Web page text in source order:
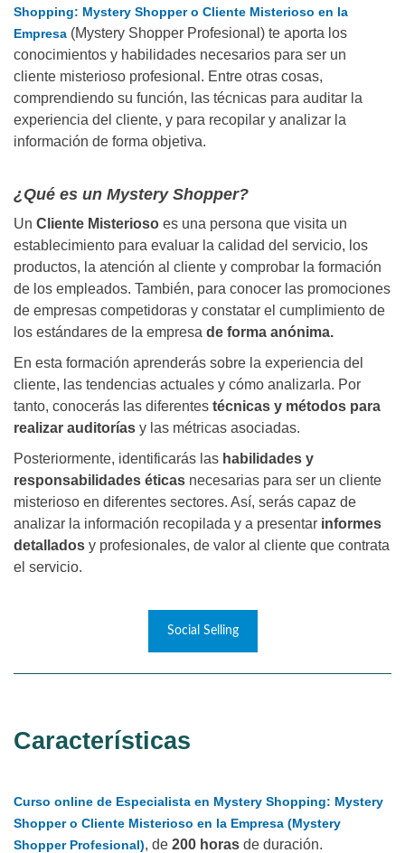
Shopping: Mystery Shopper o Cliente Misterioso en la
Empresa (Mystery Shopper Profesional) te aporta los
conocimientos y habilidades necesarios para ser un
cliente misterioso profesional. Entre otras cosas,
comprendiendo su función, las técnicas para auditar la
experiencia del cliente, y para recopilar y analizar la
información de forma objetiva.
¿Qué es un Mystery Shopper?
Un Cliente Misterioso es una persona que visita un
establecimiento para evaluar la calidad del servicio, los
productos, la atención al cliente y comprobar la formación
de los empleados. También, para conocer las promociones
de empresas competidoras y constatar el cumplimiento de
los estándares de la empresa de forma anónima.
En esta formación aprenderás sobre la experiencia del
cliente, las tendencias actuales y cómo analizarla. Por
tanto, conocerás las diferentes técnicas y métodos para
realizar auditorías y las métricas asociadas.
Posteriormente, identificarás las habilidades y
responsabilidades éticas necesarias para ser un cliente
misterioso en diferentes sectores. Así, serás capaz de
analizar la información recopilada y a presentar informes
detallados y profesionales, de valor al cliente que contrata
el servicio.
Social Selling
Características
Curso online de Especialista en Mystery Shopping: Mystery
Shopper o Cliente Misterioso en la Empresa (Mystery
Shopper Profesional), de 200 horas de duración.